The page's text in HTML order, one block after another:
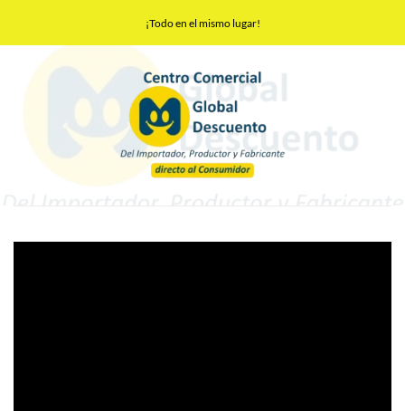
contenido
¡Todo en el mismo lugar!